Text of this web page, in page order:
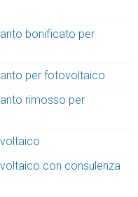
bonificato per
per fotovoltaico
rimosso per
con consulenza